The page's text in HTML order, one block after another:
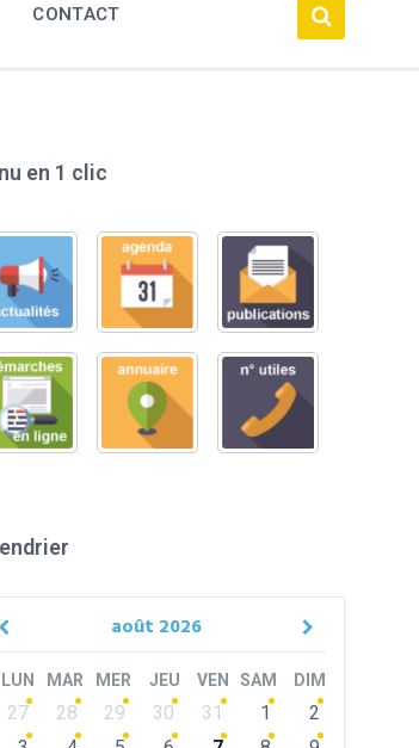
CONTACT
en 1 clic
août 2026
Previous
Next
LUN MAR MER JEU VEN SAM DIM
27 28 29 30 31 1
2